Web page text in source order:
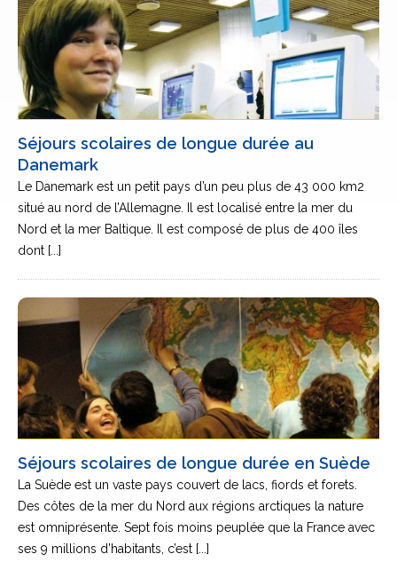
Séjours scolaires de longue durée au
Danemark
Le Danemark est un petit pays d’un peu plus de 43 000 km2
situé au nord de l’Allemagne. Il est localisé entre la mer du
Nord et la mer Baltique. Il est composé de plus de 400 îles
dont [...]
Séjours scolaires de longue durée en Suède
La Suède est un vaste pays couvert de lacs, fiords et forets.
Des côtes de la mer du Nord aux régions arctiques la nature
est omniprésente. Sept fois moins peuplée que la France avec
ses 9 millions d’habitants, c’est [...]